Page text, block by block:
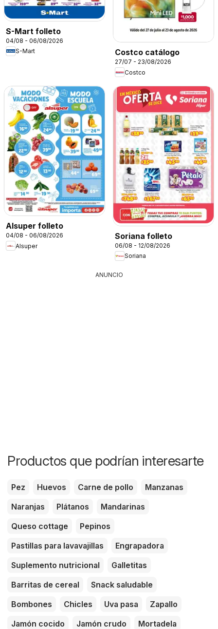
S-Mart folleto
04/08 - 06/08/2026
S-Mart
Costco catálogo
27/07 - 23/08/2026
Costco
Alsuper folleto
04/08 - 06/08/2026
Alsuper
Soriana folleto
06/08 - 12/08/2026
Soriana
ANUNCIO
Productos que podrían interesarte
Pez Huevos Carne de pollo
Manzanas
Naranjas
Plátanos
Mandarinas
Queso cottage
Pepinos
Pastillas para lavavajillas
Engrapadora
Suplemento nutricional
Galletitas
Barritas de cereal
Snack saludable
Bombones
Chicles Uva pasa
Zapallo
Jamón cocido
Jamón crudo
Mortadela